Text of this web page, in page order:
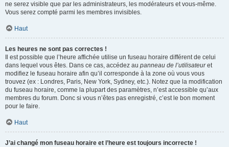
ne serez visible que par les administrateurs, les modérateurs et vous-même.
Vous serez compté parmi les membres invisibles.
Haut
Les heures ne sont pas correctes !
Il est possible que l’heure affichée utilise un fuseau horaire différent de celui
dans lequel vous êtes. Dans ce cas, accédez au panneau de l’utilisateuret
modifiez le fuseau horaire afin qu’il corresponde à la zone où vous vous
trouvez (ex : Londres, Paris, New York, Sydney, etc.). Notez que la modification
du fuseau horaire, comme la plupart des paramètres, n’est accessible qu’aux
membres du forum. Donc si vous n’êtes pas enregistré, c’est le bon moment
pour le faire.
Haut
J’ai changé mon fuseau horaire et l’heure est toujours incorrecte !